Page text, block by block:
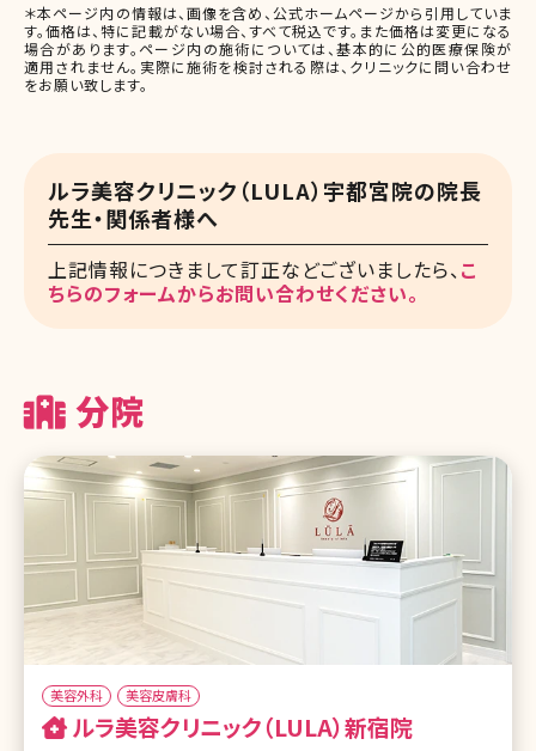
＊本ページ内の情報は、画像を含め、公式ホームページから引用していま
す。価格は、特に記載がない場合、すべて税込です。また価格は変更になる
場合があります。ページ内の施術については、基本的に公的医療保険が
適用されません。実際に施術を検討される際は、クリニックに問い合わせ
をお願い致します。
ルラ美容クリニック（LULA）宇都宮院の院長
先生・関係者様へ
上記情報につきまして訂正などございましたら、 こ
ちらのフォームからお問い合わせください。
分院
美容外科 美容皮膚科
ルラ美容クリニック（LULA）新宿院